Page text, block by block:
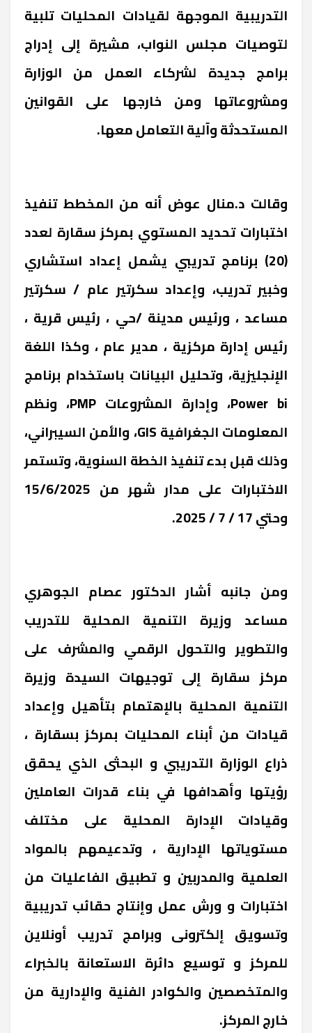
التدريبية الموجهة لقيادات المحليات تلبية
لتوصيات مجلس النواب، مشيرة إلى إدراج
برامج جديدة لشركاء العمل من الوزارة
ومشروعاتها ومن خارجها على القوانين
المستحدثة وآلية التعامل معها.
وقالت د.منال عوض أنه من المخطط تنفيذ
اختبارات تحديد المستوي بمركز سقارة لعدد
(20) برنامج تدريبي يشمل إعداد استشاري
وخبير تدريب، وإعداد سكرتير عام / سكرتير
مساعد ، ورئيس مدينة /حي ، رئيس قرية ،
رئيس إدارة مركزية ، مدير عام ، وكذا اللغة
الإنجليزية، وتحليل البيانات باستخدام برنامج
Power bi، وإدارة المشروعات PMP، ونظم
المعلومات الجغرافية GIS، والأمن السيبراني،
وذلك قبل بدء تنفيذ الخطة السنوية، وتستمر
الاختبارات على مدار شهر من 15/6/2025
وحتي 17 / 7 / 2025.
ومن جانبه أشار الدكتور عصام الجوهري
مساعد وزيرة التنمية المحلية للتدريب
والتطوير والتحول الرقمي والمشرف على
مركز سقارة إلى توجيهات السيدة وزيرة
التنمية المحلية بالإهتمام بتأهيل وإعداد
قيادات من أبناء المحليات بمركز بسقارة ،
ذراع الوزارة التدريبي و البحثى الذي يحقق
رؤيتها وأهدافها في بناء قدرات العاملين
وقيادات الإدارة المحلية على مختلف
مستوياتها الإدارية ، وتدعيمهم بالمواد
العلمية والمدربين و تطبيق الفاعليات من
اختبارات و ورش عمل وإنتاج حقائب تدريبية
وتسويق إلكترونى وبرامج تدريب أونلاين
للمركز و توسيع دائرة الاستعانة بالخبراء
والمتخصصين والكوادر الفنية والإدارية من
خارج المركز.